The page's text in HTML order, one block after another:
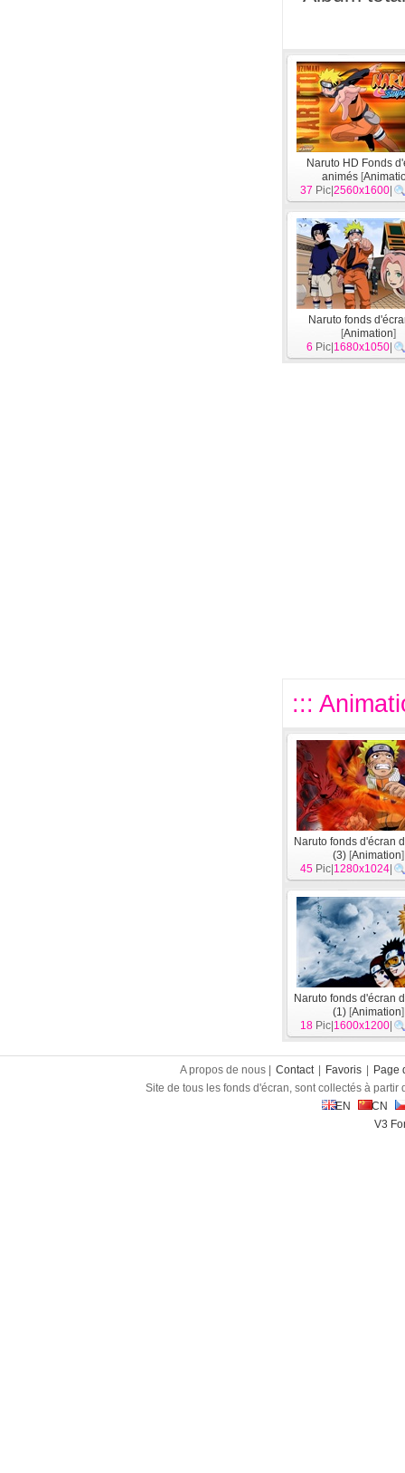
Naruto HD Fonds
animés [
37 Pic| 2560x1600
Naruto fonds
[Animation]
6 Pic| 1680x1050
:::
Naruto fonds d'écran
(3) [Animation]
45 Pic| 1280x1024
Naruto fonds d'écran
(1) [Animation]
18 Pic| 1600x1200
A propos de nous | Contact Favoris
Page
Site de tous les fonds d'écran, sont collectés à
EN
CN
V3